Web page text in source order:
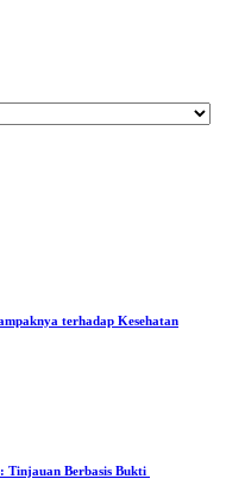
terhadap Kesehatan
Tinjauan Berbasis Bukti